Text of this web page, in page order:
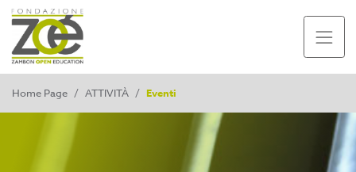
Home Page / ATTIVITÀ / Eventi